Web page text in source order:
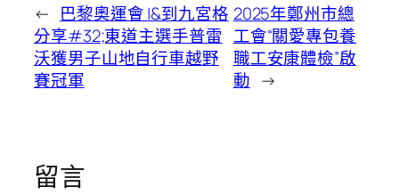
← 巴黎奧運會 |&到九宮格
分享#32;東道主選手普雷
沃獲男子山地自行車越野
賽冠軍
2025年鄭州市總
工會“關愛專包養
職工安康體檢”啟
動 →
留言